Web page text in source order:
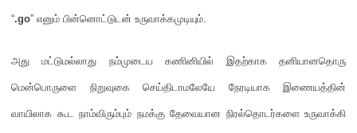
“.go” எனும் பின்னொட்டுடன் உருவாக்கமுடியும்.
அது மட்டுமல்லாது நம்முடைய கணினியில் இதற்காக தனியானதொரு
மென்பொருளை நிறுவுகை செய்திடாமலேயே நேரடியாக இணையத்தின்
வாயிலாக கூட நாம்விரும்பும் நமக்கு தேவையான நிரல்தொடர்களை உருவாக்கி